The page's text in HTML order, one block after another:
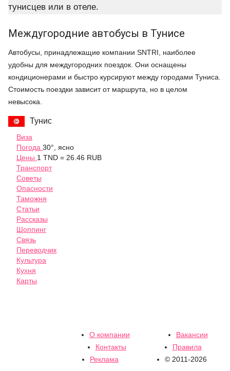
тунисцев или в отеле.
Междугородние автобусы в Тунисе
Автобусы, принадлежащие компании SNTRI, наиболее
удобны для междугородних поездок. Они оснащены
кондиционерами и быстро курсируют между городами Туниса.
Стоимость поездки зависит от маршрута, но в целом
невысока.
Тунис
Виза
Погода 30°, ясно
Цены 1 TND = 26.46 RUB
Транспорт
Советы
Опасности
Таможня
Статьи
Рассказы
Шоппинг
Связь
Переводчик
Культура
Кухня
Карты
О компании
Вакансии
Контакты
Правила
Реклама
© 2011-2026